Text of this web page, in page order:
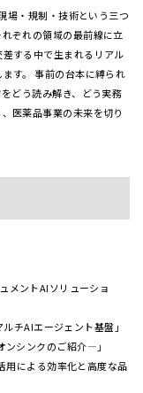
場・規制・技術という三つ
ぞれの領域の最前線に立
する中で生まれるリアル
す。 事前の台本に縛られ
どう読み解き、どう実務
医薬品事業の未来を切り
メントAIソリューショ
チAIエージェント基盤」
シンクのご紹介―」
用による効率化と高度な品